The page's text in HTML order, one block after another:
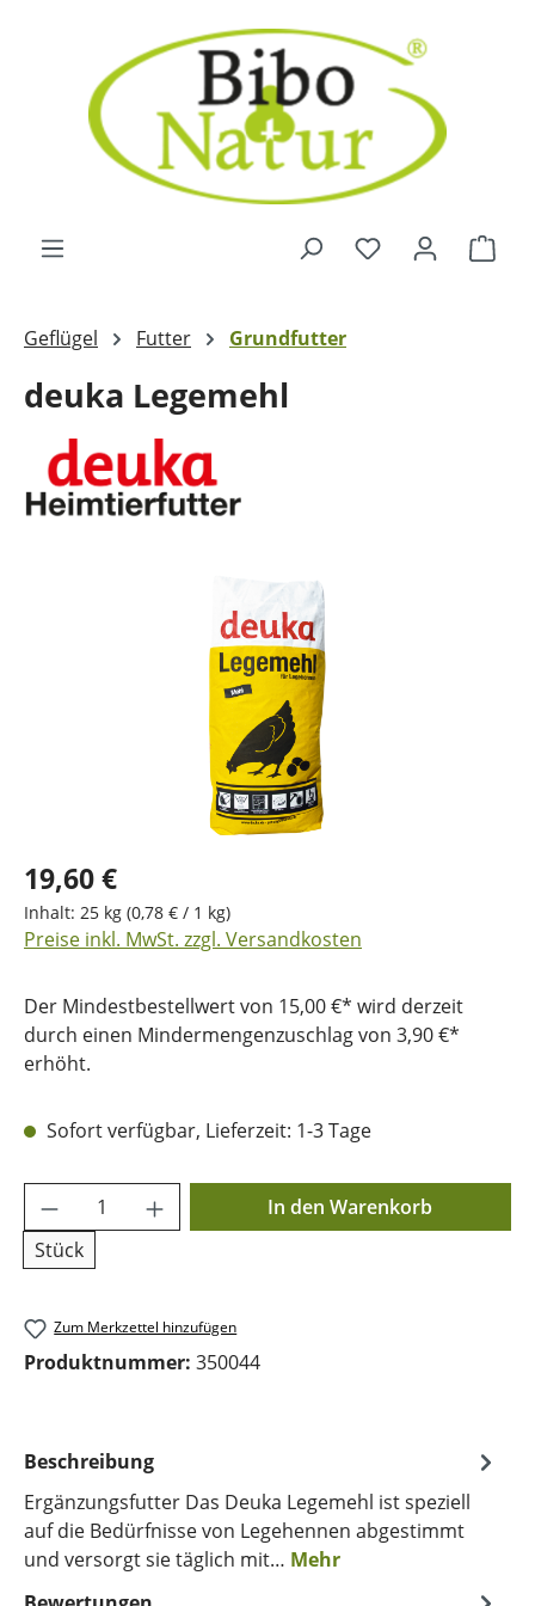
Zum Hauptinhalt springen
Geflügel Futter Grundfutter
deuka Legemehl
19,60 €
Inhalt: 25 kg (0,78 € / 1 kg)
Preise inkl. MwSt. zzgl. Versandkosten
Der Mindestbestellwert von 15,00 €* wird derzeit
durch einen Mindermengenzuschlag von 3,90 €*
erhöht.
Sofort verfügbar, Lieferzeit: 1-3 Tage
Produkt Anzahl: Gib den gewünschten
Stück
In den Warenkorb
Zum Merkzettel hinzufügen
Produktnummer: 350044
Beschreibung
Ergänzungsfutter Das Deuka Legemehl ist speziell
auf die Bedürfnisse von Legehennen abgestimmt
und versorgt sie täglich mit… Mehr